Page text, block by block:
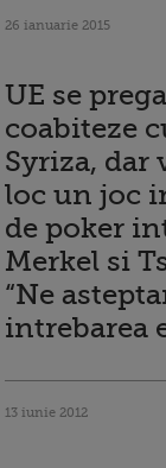
26 ianuarie 2015
UE se
coabiteze
Syriza, dar
loc un joc
de poker
Merkel si
“Ne
intrebarea
13 iunie 2012